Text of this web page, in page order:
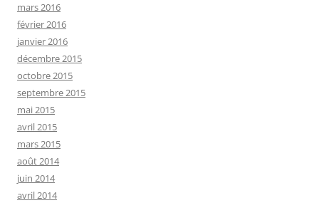
mars 2016
février 2016
janvier 2016
décembre 2015
octobre 2015
septembre 2015
mai 2015
avril 2015
mars 2015
août 2014
juin 2014
avril 2014